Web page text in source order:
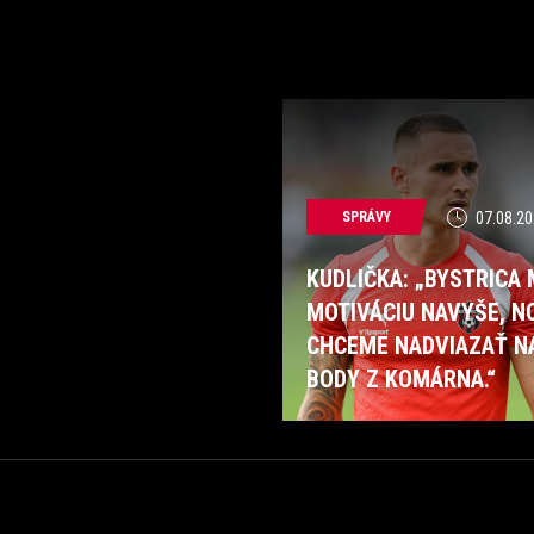
SPRÁVY
KUDLIČKA: „BYSTRICA
MOTIVÁCIU NAVYŠE,
CHCEME NADVIAZAŤ
BODY Z KOMÁRNA.“